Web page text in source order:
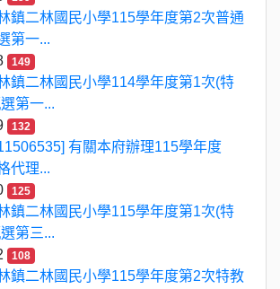
鎮二林國民小學115學年度第2次普通
第一...
149
鎮二林國民小學114學年度第1次(特
第一...
132
有關本府辦理115學年度
代理...
125
鎮二林國民小學115學年度第1次(特
第三...
108
鎮二林國民小學115學年度第2次特教